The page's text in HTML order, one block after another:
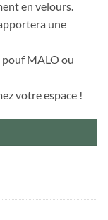
en velours.
une
pouf MALO ou
votre espace !